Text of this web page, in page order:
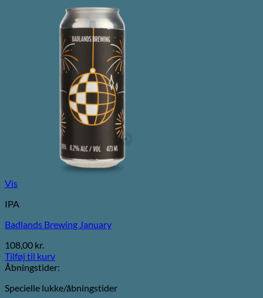
Vis
IPA
Badlands Brewing January
108,00 kr.
Tilføj til kurv
Åbningstider:
Specielle lukke/åbningstider